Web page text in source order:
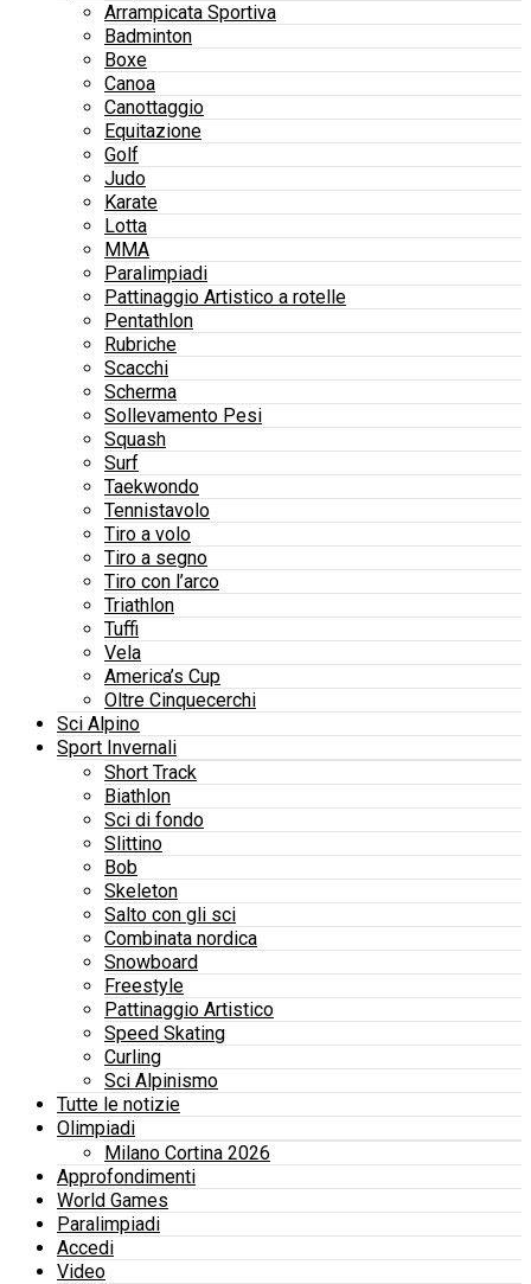
Arrampicata Sportiva
Badminton
Boxe
Canoa
Canottaggio
Equitazione
Golf
Judo
Karate
Lotta
MMA
Paralimpiadi
Pattinaggio Artistico a rotelle
Pentathlon
Rubriche
Scacchi
Scherma
Sollevamento Pesi
Squash
Surf
Taekwondo
Tennistavolo
Tiro a volo
Tiro a segno
Tiro con l’arco
Triathlon
Tuffi
Vela
America’s Cup
Oltre Cinquecerchi
Sci Alpino
Sport Invernali
Short Track
Biathlon
Sci di fondo
Slittino
Bob
Skeleton
Salto con gli sci
Combinata nordica
Snowboard
Freestyle
Pattinaggio Artistico
Speed Skating
Curling
Sci Alpinismo
Tutte le notizie
Olimpiadi
Milano Cortina 2026
Approfondimenti
World Games
Paralimpiadi
Accedi
Video